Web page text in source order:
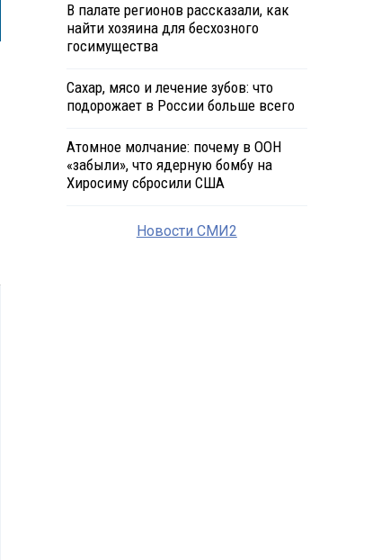
В палате регионов рассказали, как
найти хозяина для бесхозного
госимущества
Сахар, мясо и лечение зубов: что
подорожает в России больше всего
Атомное молчание: почему в ООН
«забыли», что ядерную бомбу на
Хиросиму сбросили США
Новости СМИ2